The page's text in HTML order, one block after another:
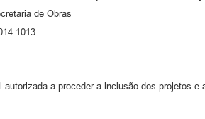
de Obras
autorizada a proceder a inclusão dos projetos